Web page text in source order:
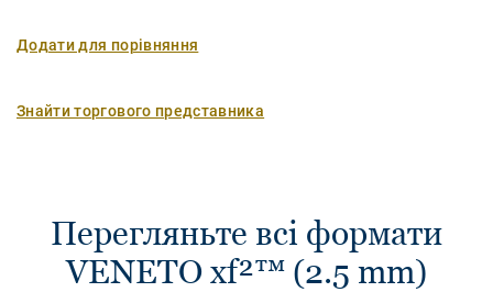
Додати для порівняння
Знайти торгового представника
Перегляньте всі формати
VENETO xf²™ (2.5 mm)